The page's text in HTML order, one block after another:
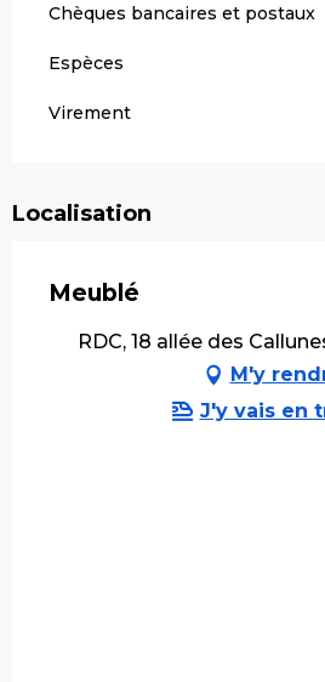
Chèques bancaires et postaux
Espèces
Virement
Localisation
Meublé
RDC, 18 allée des
M'y
J'y vais en